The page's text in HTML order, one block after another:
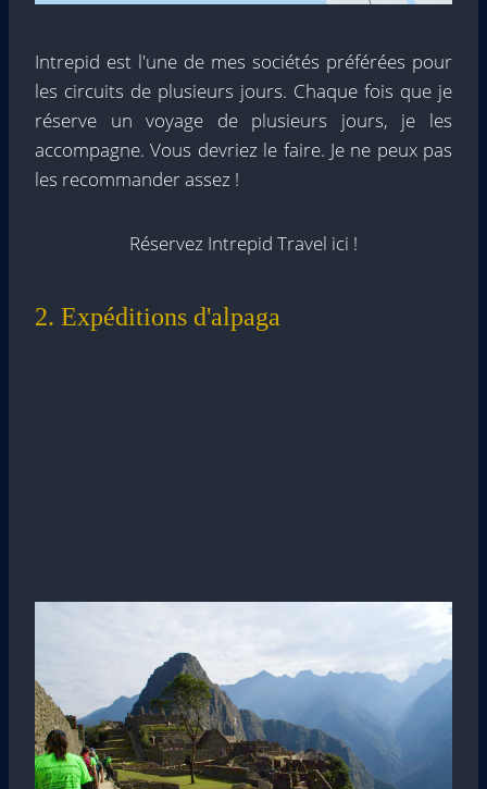
Intrepid est l'une de mes sociétés préférées pour
les circuits de plusieurs jours. Chaque fois que je
réserve un voyage de plusieurs jours, je les
accompagne. Vous devriez le faire. Je ne peux pas
les recommander assez !
Réservez Intrepid Travel ici !
2. Expéditions d'alpaga